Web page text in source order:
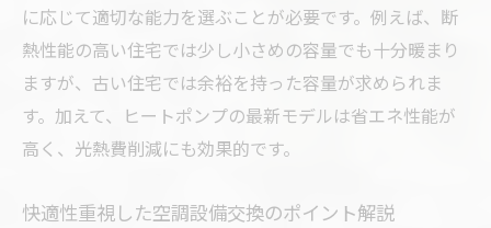
に応じて適切な能力を選ぶことが必要です。例えば、断
熱性能の高い住宅では少し小さめの容量でも十分暖まり
ますが、古い住宅では余裕を持った容量が求められま
す。加えて、ヒートポンプの最新モデルは省エネ性能が
高く、光熱費削減にも効果的です。
快適性重視した空調設備交換のポイント解説